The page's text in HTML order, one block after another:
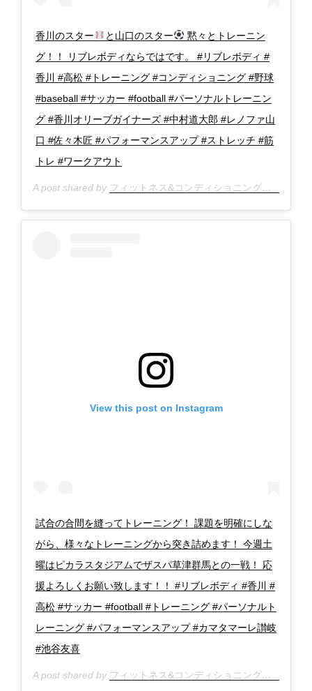
香川のスター と山口のスター
黙々とトレーニン
グ！！ リブレボディならではです。 #リブレボディ #
香川 #高松 #トレーニング #コンディショニング #野球
#baseball #サッカー #football #パーソナルトレーニン
グ #香川オリーブガイナーズ #中村道大郎 #レノファ山
口 #佐々木匠 #パフォーマンスアップ #ストレッチ #筋
トレ #ワークアウト
A post shared by フィットネス&コンディショニングスクール★リブレボディ@高松
View this post on Instagram
試合の合間を縫ってトレーニング！ 課題を明確にしな
がら、様々なトレーニングから突き詰めます！ 今週土
曜はピカラスタジアムでザスパ草津群馬との一戦！ 応
援よろしくお願い致します！！ #リブレボディ #香川 #
高松 #サッカー #football #トレーニング #パーソナルト
レーニング #パフォーマンスアップ #カマタマーレ讃岐
#池谷友喜
A post shared by フィットネス&コンディショニングスクール★リブレボディ@高松